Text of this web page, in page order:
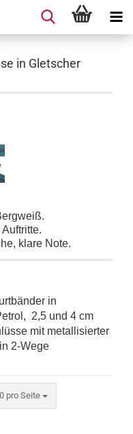
in Gletscher
klare Note.
in
2,5 und 4 cm
mit metallisierter
2-Wege
pro Seite
Seite